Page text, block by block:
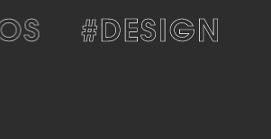
#DESIGN